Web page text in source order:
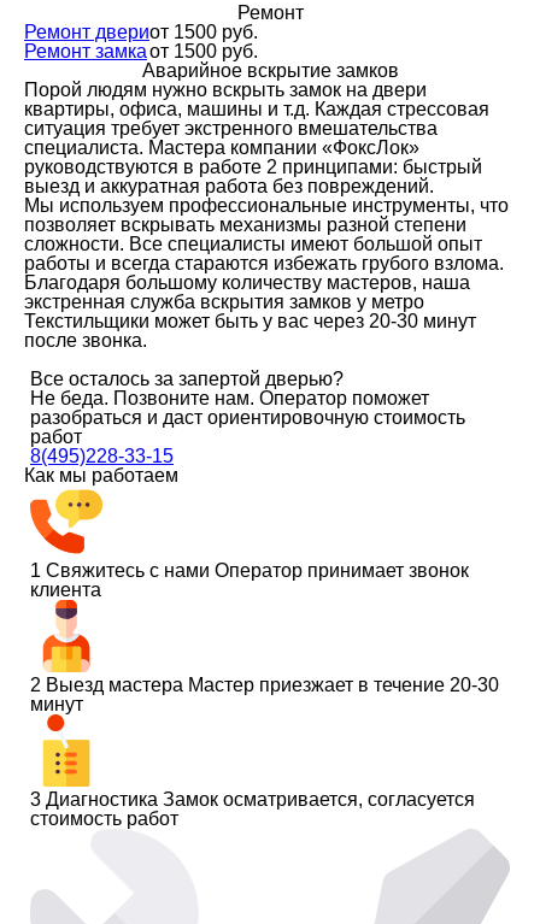
Ремонт
Ремонт двериот 1500 руб.
Ремонт замкаот 1500 руб.
Аварийное вскрытие замков
Порой людям нужно вскрыть замок на двери
квартиры, офиса, машины и т.д. Каждая стрессовая
ситуация требует экстренного вмешательства
специалиста. Мастера компании «ФоксЛок»
руководствуются в работе 2 принципами: быстрый
выезд и аккуратная работа без повреждений.
Мы используем профессиональные инструменты, что
позволяет вскрывать механизмы разной степени
сложности. Все специалисты имеют большой опыт
работы и всегда стараются избежать грубого взлома.
Благодаря большому количеству мастеров, наша
экстренная служба вскрытия замков у метро
Текстильщики может быть у вас через 20-30 минут
после звонка.
Все осталось за запертой дверью?
Не беда. Позвоните нам. Оператор поможет
разобраться и даст ориентировочную стоимость
работ
8(495)228-33-15
Как мы работаем
1 Свяжитесь с нами Оператор принимает звонок
клиента
2 Выезд мастера Мастер приезжает в течение 20-30
минут
3 Диагностика Замок осматривается, согласуется
стоимость работ